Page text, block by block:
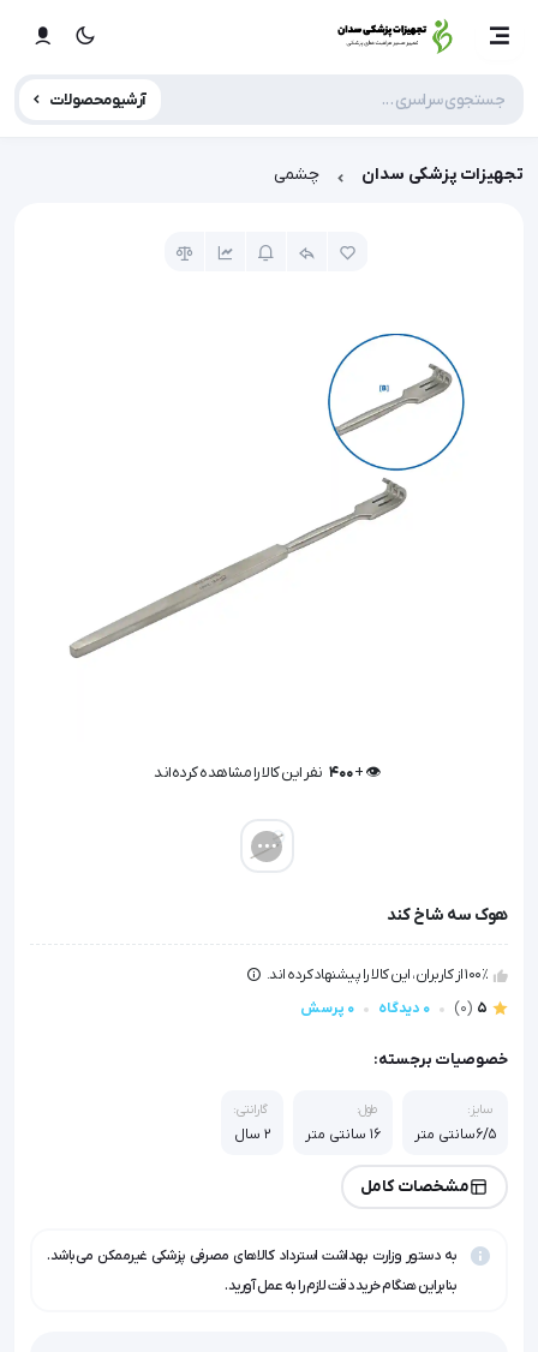
آرشیو محصولات
تجهیزات پزشکی سدان چشمی
👁️ +
400 نفر این کالا را مشاهده کرده‌اند
هوک سه شاخ کند
100٪ از کاربران، این کالا را پیشنهاد کرده اند.
5
(0) 0 دیدگاه 0 پرسش
خصوصیات برجسته:
سایز:
6/5سانتی متر
طول:
16 سانتی متر
گارانتی:
2 سال
مشخصات کامل
به دستور وزارت بهداشت استرداد کالاهای مصرفی پزشکی غیرممکن می‌باشد.
بنابراین هنگام خرید دقت لازم را به عمل آورید.